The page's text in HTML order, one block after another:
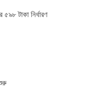
টাকা নির্ধারণ